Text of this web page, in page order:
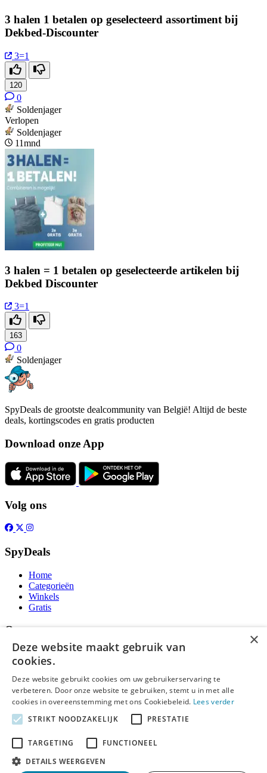
3 halen 1 betalen op geselecteerd assortiment bij
Dekbed-Discounter
3=1
120
0
Soldenjager
Verlopen
Soldenjager
11mnd
3 halen = 1 betalen op geselecteerde artikelen bij
Dekbed Discounter
3=1
163
0
Soldenjager
SpyDeals de grootste dealcommunity van België! Altijd de beste
deals, kortingscodes en gratis producten
Download onze App
Volg ons
SpyDeals
Home
Categorieën
Winkels
Gratis
Over
Over ons
Contact
Publicatieregels
Legal
Privacy
Algemene Voorwaarden
Notice and Takedown
×
Deze website maakt gebruik van
cookies.
Deze website gebruikt cookies om uw gebruikerservaring te
verbeteren. Door onze website te gebruiken, stemt u in met alle
cookies in overeenstemming met ons Cookiebeleid. Lees verder
STRIKT NOODZAKELIJK
PRESTATIE
TARGETING
FUNCTIONEEL
DETAILS WEERGEVEN